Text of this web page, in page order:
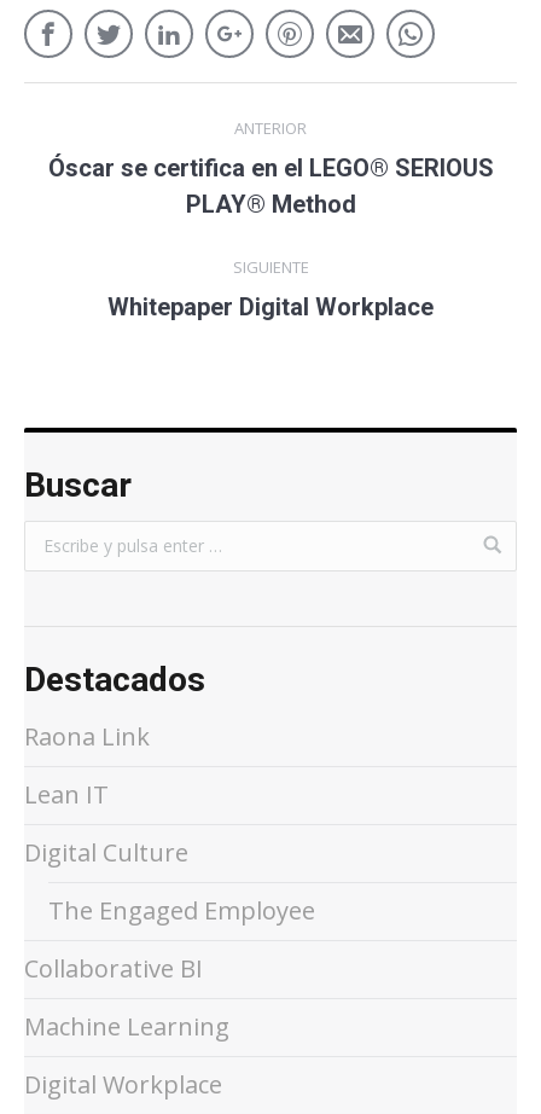
ANTERIOR
Óscar se certifica en el LEGO® SERIOUS
PLAY® Method
SIGUIENTE
Whitepaper Digital Workplace
Buscar
Destacados
Raona Link
Lean IT
Digital Culture
The Engaged Employee
Collaborative BI
Machine Learning
Digital Workplace